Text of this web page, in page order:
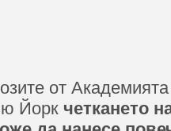
от
Йорк четкането